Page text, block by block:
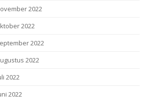
2022
2022
2022
2022
2022
2022